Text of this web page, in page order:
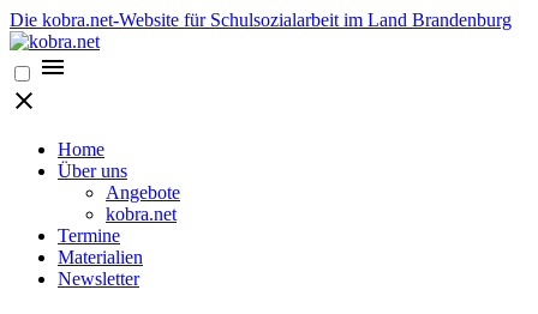
Die kobra.net-Website für Schulsozialarbeit im Land Brandenburg
Home
Über uns
Angebote
kobra.net
Termine
Materialien
Newsletter